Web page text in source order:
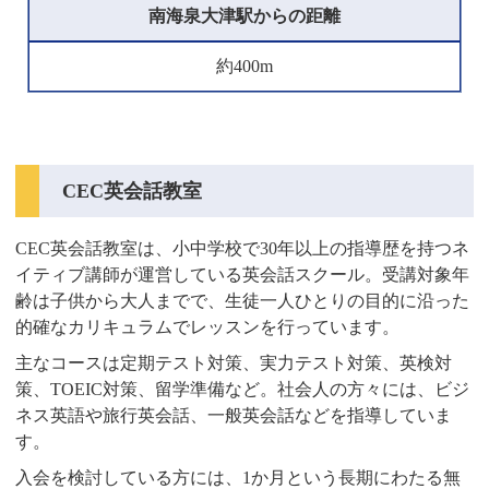
南海泉大津駅からの距離
約400m
CEC英会話教室
CEC英会話教室は、小中学校で30年以上の指導歴を持つネ
イティブ講師が運営している英会話スクール。受講対象年
齢は子供から大人までで、生徒一人ひとりの目的に沿った
的確なカリキュラムでレッスンを行っています。
主なコースは定期テスト対策、実力テスト対策、英検対
策、TOEIC対策、留学準備など。社会人の方々には、ビジ
ネス英語や旅行英会話、一般英会話などを指導していま
す。
入会を検討している方には、1か月という長期にわたる無